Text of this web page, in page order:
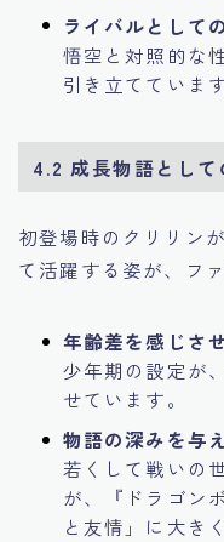
ライバルとして
悟空と対照的な
引き立てています
4.2 成長物語として
初登場時のクリリン
て活躍する姿が、フ
年齢差を感じさ
少年期の設定が
せています。
物語の深みを与
若くして戦いの
が、『ドラゴン
と友情」に大き